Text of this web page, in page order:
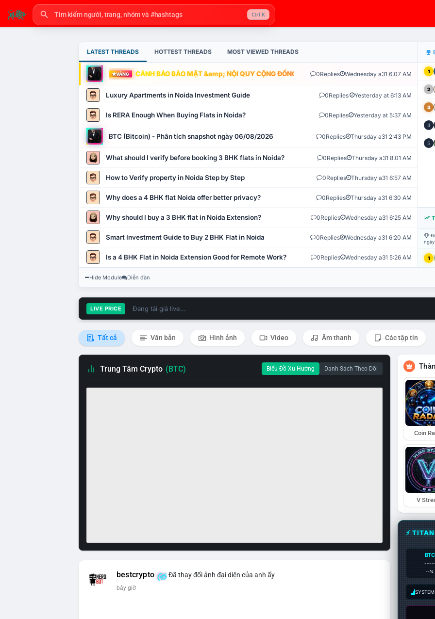
Ctrl K
LATEST THREADS HOTTEST THREADS MOST VIEWED THREADS
VÀNG CẢNH BÁO BẢO MẬT &amp; NỘI QUY CỘNG ĐỒNG VLIKE.VN: HỆ THỐNG GIÁM SÁT TỰ
0Replies Wednesday a31 6:07 AM
Luxury Apartments in Noida Investment Guide 0Replies Yesterday at 6:13 AM
Is RERA Enough When Buying Flats in Noida? 0Replies Yesterday at 5:37 AM
BTC (Bitcoin) - Phân tích snapshot ngày 06/08/2026 0Replies Thursday a31 2:43 PM
What should I verify before booking 3 BHK flats in Noida? 0Replies Thursday a31 8:01 AM
How to Verify property in Noida Step by Step 0Replies Thursday a31 6:57 AM
Why does a 4 BHK flat Noida offer better privacy? 0Replies Thursday a31 6:30 AM
Why should I buy a 3 BHK flat in Noida Extension? 0Replies Wednesday a31 6:25 AM
Smart Investment Guide to Buy 2 BHK Flat in Noida 0Replies Wednesday a31 6:20 AM
Is a 4 BHK Flat in Noida Extension Good for Remote Work? 0Replies Wednesday a31 5:26 AM
1
2
3
4
5
1
Hide Module Diễn đàn
LIVE PRICE Đang tải giá live...
Tất cả Văn bản Hình ảnh Video Âm thanh Các tập tin
Trung Tâm Crypto (BTC) Biểu Đồ Xu Hướng Danh Sách Theo Dõi
bestcrypto Đã thay đổi ảnh đại diện của anh ấy
bây giờ
Coin
V
⚡
BTC
--%